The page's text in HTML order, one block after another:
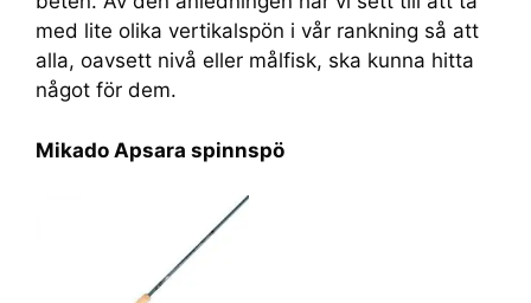
med lite olika vertikalspön i vår rankning så att
alla, oavsett nivå eller målfisk, ska kunna hitta
något för dem.
Mikado Apsara spinnspö